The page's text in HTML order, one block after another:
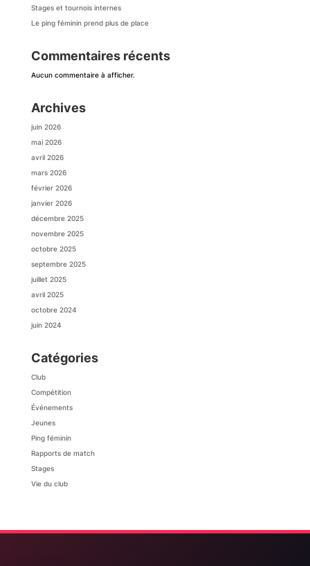
Stages et tournois internes
Le ping féminin prend plus de place
Commentaires récents
Aucun commentaire à afficher.
Archives
juin 2026
mai 2026
avril 2026
mars 2026
février 2026
janvier 2026
décembre 2025
novembre 2025
octobre 2025
septembre 2025
juillet 2025
avril 2025
octobre 2024
juin 2024
Catégories
Club
Compétition
Événements
Jeunes
Ping féminin
Rapports de match
Stages
Vie du club